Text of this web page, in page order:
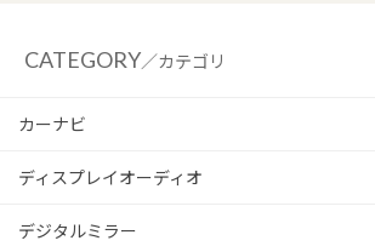
CATEGORY／カテゴリ
カーナビ
ディスプレイオーディオ
デジタルミラー